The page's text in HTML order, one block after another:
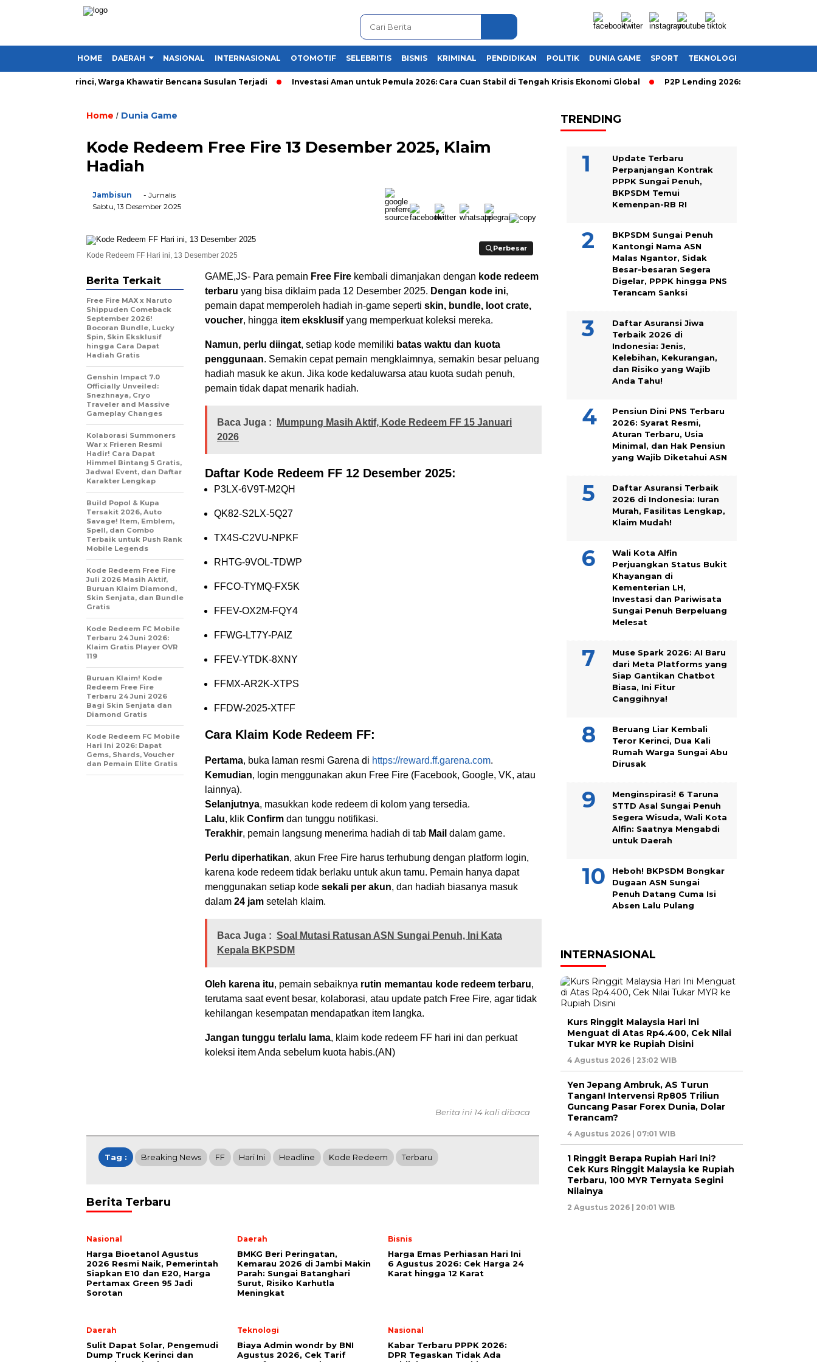
HOME DAERAH NASIONAL INTERNASIONAL OTOMOTIF SELEBRITIS BISNIS KRIMINAL PENDIDIKAN POLITIK DUNIA GAME SPORT TEKNOLOGI
Desa di Kerinci, Warga Khawatir Bencana Susulan Terjadi Investasi Aman untuk Pemula 2026: Cara Cuan Stabil di Tengah Krisis Ekonomi Global P2P Lending 2026: Cara Cerdas
Home / Dunia Game
Kode Redeem Free Fire 13 Desember 2025, Klaim
Hadiah
Jambisun
- Jurnalis
Sabtu, 13 Desember 2025
Perbesar
Perbesar
Kode Redeem FF Hari ini, 13 Desember 2025
GAME,JS- Para pemain Free Fire kembali dimanjakan dengan kode redeem
terbaru yang bisa diklaim pada 12 Desember 2025. Dengan kode ini,
pemain dapat memperoleh hadiah in-game seperti skin, bundle, loot crate,
voucher, hingga item eksklusifyang memperkuat koleksi mereka.
Namun, perlu diingat, setiap kode memiliki batas waktu dan kuota
penggunaan. Semakin cepat pemain mengklaimnya, semakin besar peluang
hadiah masuk ke akun. Jika kode kedaluwarsa atau kuota sudah penuh,
pemain tidak dapat menarik hadiah.
Baca Juga :
Mumpung Masih Aktif, Kode Redeem FF 15 Januari
2026
Daftar Kode Redeem FF 12 Desember 2025:
P3LX-6V9T-M2QH
QK82-S2LX-5Q27
TX4S-C2VU-NPKF
RHTG-9VOL-TDWP
FFCO-TYMQ-FX5K
FFEV-OX2M-FQY4
FFWG-LT7Y-PAIZ
FFEV-YTDK-8XNY
FFMX-AR2K-XTPS
FFDW-2025-XTFF
Cara Klaim Kode Redeem FF:
Pertama, buka laman resmi Garena di https://reward.ff.garena.com.
Kemudian, login menggunakan akun Free Fire (Facebook, Google, VK, atau
lainnya).
Selanjutnya, masukkan kode redeem di kolom yang tersedia.
Lalu, klik Confirm dan tunggu notifikasi.
Terakhir, pemain langsung menerima hadiah di tab Mail dalam game.
Perlu diperhatikan, akun Free Fire harus terhubung dengan platform login,
karena kode redeem tidak berlaku untuk akun tamu. Pemain hanya dapat
menggunakan setiap kode sekali per akun, dan hadiah biasanya masuk
dalam 24 jam setelah klaim.
Baca Juga : Soal Mutasi Ratusan ASN Sungai Penuh, Ini Kata
Kepala BKPSDM
Oleh karena itu, pemain sebaiknya rutin memantau kode redeem terbaru,
terutama saat event besar, kolaborasi, atau update patch Free Fire, agar tidak
kehilangan kesempatan mendapatkan item langka.
Jangan tunggu terlalu lama, klaim kode redeem FF hari ini dan perkuat
koleksi item Anda sebelum kuota habis.(AN)
Berita Terkait
Free Fire MAX x Naruto
Shippuden Comeback
September 2026!
Bocoran Bundle, Lucky
Spin, Skin Eksklusif
hingga Cara Dapat
Hadiah Gratis
Genshin Impact 7.0
Officially Unveiled:
Snezhnaya, Cryo
Traveler and Massive
Gameplay Changes
Kolaborasi Summoners
War x Frieren Resmi
Hadir! Cara Dapat
Himmel Bintang 5 Gratis,
Jadwal Event, dan Daftar
Karakter Lengkap
Build Popol & Kupa
Tersakit 2026, Auto
Savage! Item, Emblem,
Spell, dan Combo
Terbaik untuk Push Rank
Mobile Legends
Kode Redeem Free Fire
Juli 2026 Masih Aktif,
Buruan Klaim Diamond,
Skin Senjata, dan Bundle
Gratis
Kode Redeem FC Mobile
Terbaru 24 Juni 2026:
Klaim Gratis Player OVR
119
Buruan Klaim! Kode
Redeem Free Fire
Terbaru 24 Juni 2026
Bagi Skin Senjata dan
Diamond Gratis
Kode Redeem FC Mobile
Hari Ini 2026: Dapat
Gems, Shards, Voucher
dan Pemain Elite Gratis
Berita ini 14 kali dibaca
Tag : Breaking News FF Hari Ini Headline Kode Redeem Terbaru
Berita Terbaru
Nasional
Harga Bioetanol Agustus
2026 Resmi Naik, Pemerintah
Siapkan E10 dan E20, Harga
Pertamax Green 95 Jadi
Sorotan
Daerah
BMKG Beri Peringatan,
Kemarau 2026 di Jambi Makin
Parah: Sungai Batanghari
Surut, Risiko Karhutla
Meningkat
Bisnis
Harga Emas Perhiasan Hari Ini
6 Agustus 2026: Cek Harga 24
Karat hingga 12 Karat
Daerah
Sulit Dapat Solar, Pengemudi
Dump Truck Kerinci dan
Teknologi
Biaya Admin wondr by BNI
Agustus 2026, Cek Tarif
Nasional
Kabar Terbaru PPPK 2026:
DPR Tegaskan Tidak Ada
TRENDING
Update Terbaru
Perpanjangan Kontrak
PPPK Sungai Penuh,
BKPSDM Temui
Kemenpan-RB RI
BKPSDM Sungai Penuh
Kantongi Nama ASN
Malas Ngantor, Sidak
Besar-besaran Segera
Digelar, PPPK hingga PNS
Terancam Sanksi
Daftar Asuransi Jiwa
Terbaik 2026 di
Indonesia: Jenis,
Kelebihan, Kekurangan,
dan Risiko yang Wajib
Anda Tahu!
Pensiun Dini PNS Terbaru
2026: Syarat Resmi,
Aturan Terbaru, Usia
Minimal, dan Hak Pensiun
yang Wajib Diketahui ASN
Daftar Asuransi Terbaik
2026 di Indonesia: Iuran
Murah, Fasilitas Lengkap,
Klaim Mudah!
Wali Kota Alfin
Perjuangkan Status Bukit
Khayangan di
Kementerian LH,
Investasi dan Pariwisata
Sungai Penuh Berpeluang
Melesat
Muse Spark 2026: AI Baru
dari Meta Platforms yang
Siap Gantikan Chatbot
Biasa, Ini Fitur
Canggihnya!
Beruang Liar Kembali
Teror Kerinci, Dua Kali
Rumah Warga Sungai Abu
Dirusak
Menginspirasi! 6 Taruna
STTD Asal Sungai Penuh
Segera Wisuda, Wali Kota
Alfin: Saatnya Mengabdi
untuk Daerah
Heboh! BKPSDM Bongkar
Dugaan ASN Sungai
Penuh Datang Cuma Isi
Absen Lalu Pulang
INTERNASIONAL
Kurs Ringgit Malaysia Hari Ini
Menguat di Atas Rp4.400, Cek Nilai
Tukar MYR ke Rupiah Disini
4 Agustus 2026 | 23:02 WIB
Yen Jepang Ambruk, AS Turun
Tangan! Intervensi Rp805 Triliun
Guncang Pasar Forex Dunia, Dolar
Terancam?
4 Agustus 2026 | 07:01 WIB
1 Ringgit Berapa Rupiah Hari Ini?
Cek Kurs Ringgit Malaysia ke Rupiah
Terbaru, 100 MYR Ternyata Segini
Nilainya
2 Agustus 2026 | 20:01 WIB